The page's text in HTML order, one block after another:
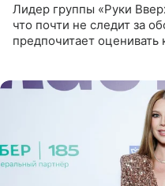
Лидер группы «Руки
что почти не следит за
предпочитает